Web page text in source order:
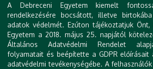
A Debreceni Egyetem kiemelt
rendelkezésére bocsátott, illetve
adatok védelmét. Ezúton tájékoztatjuk
Egyetem a 2018. május 25. napjától
Általános Adatvédelmi Rendelet
folyamatait és beépítette a GDPR előírásait
adatvédelmi tevékenységébe. A